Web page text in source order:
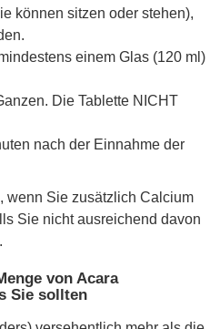
können sitzen oder stehen),
einem Glas (120 ml)
Die Tablette NICHT
nach der Einnahme der
wenn Sie zusätzlich Calcium
Sie nicht ausreichend davon
von Acara
Sie sollten